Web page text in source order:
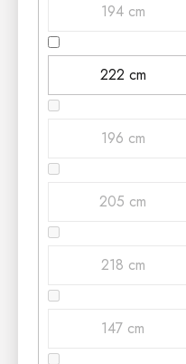
194 cm
222 cm
196 cm
205 cm
218 cm
147 cm